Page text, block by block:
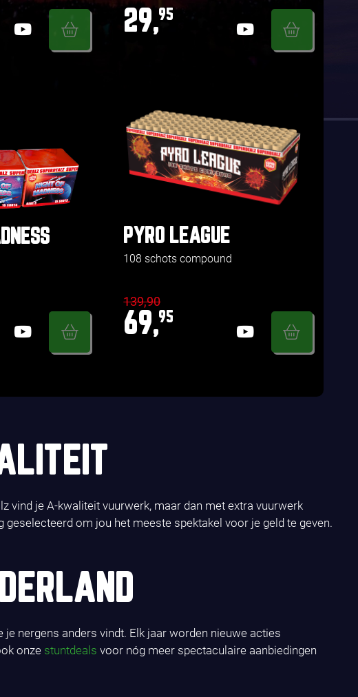
29,95
PYRO LEAGUE
108 schots compound
139,90
69,95
vind je A-kwaliteit vuurwerk, maar dan met extra vuurwerk
om jou het meeste spektakel voor je geld te geven.
nergens anders vindt. Elk jaar worden nieuwe acties
onze stuntdeals voor nóg meer spectaculaire aanbiedingen